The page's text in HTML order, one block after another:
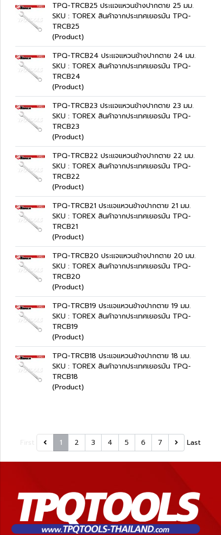
TPQ-TRCB25 ประแจแหวนข้างปากตาย 25 มม.
SKU : TOREX สินค้าจากประเทศเยอรมัน TPQ-
TRCB25
(Product)
TPQ-TRCB24 ประแจแหวนข้างปากตาย 24 มม.
SKU : TOREX สินค้าจากประเทศเยอรมัน TPQ-
TRCB24
(Product)
TPQ-TRCB23 ประแจแหวนข้างปากตาย 23 มม.
SKU : TOREX สินค้าจากประเทศเยอรมัน TPQ-
TRCB23
(Product)
TPQ-TRCB22 ประแจแหวนข้างปากตาย 22 มม.
SKU : TOREX สินค้าจากประเทศเยอรมัน TPQ-
TRCB22
(Product)
TPQ-TRCB21 ประแจแหวนข้างปากตาย 21 มม.
SKU : TOREX สินค้าจากประเทศเยอรมัน TPQ-
TRCB21
(Product)
TPQ-TRCB20 ประแจแหวนข้างปากตาย 20 มม.
SKU : TOREX สินค้าจากประเทศเยอรมัน TPQ-
TRCB20
(Product)
TPQ-TRCB19 ประแจแหวนข้างปากตาย 19 มม.
SKU : TOREX สินค้าจากประเทศเยอรมัน TPQ-
TRCB19
(Product)
TPQ-TRCB18 ประแจแหวนข้างปากตาย 18 มม.
SKU : TOREX สินค้าจากประเทศเยอรมัน TPQ-
TRCB18
(Product)
1 2 3 4 5 6 7 Last